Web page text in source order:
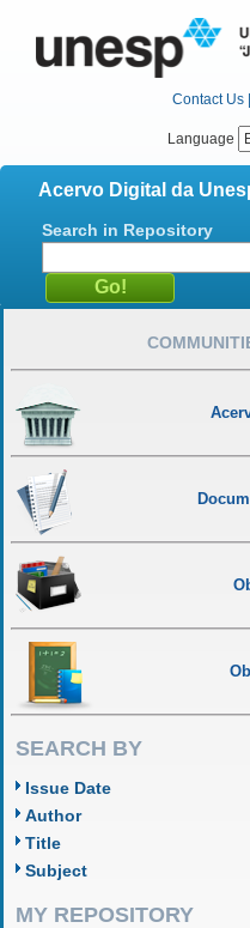
Contact Us |
Language
Acervo Digital da
Search in Repository
SEARCH BY
Issue Date
Author
Title
Subject
MY REPOSITORY